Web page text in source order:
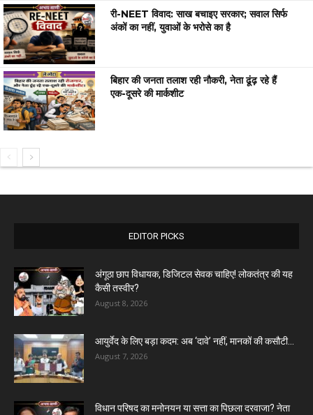
री-NEET विवाद: साख बचाइए सरकार; सवाल सिर्फ
अंकों का नहीं, युवाओं के भरोसे का है
बिहार की जनता तलाश रही नौकरी, नेता ढूंढ़ रहे हैं
एक-दूसरे की मार्कशीट
EDITOR PICKS
अंगूठा छाप विधायक, डिजिटल सेवक चाहिए! लोकतंत्र की यह
कैसी तस्वीर?
August 8, 2026
आयुर्वेद के लिए बड़ा कदम: अब ‘दावे’ नहीं, मानकों की कसौटी...
August 7, 2026
विधान परिषद का मनोनयन या सत्ता का पिछला दरवाजा? नेता